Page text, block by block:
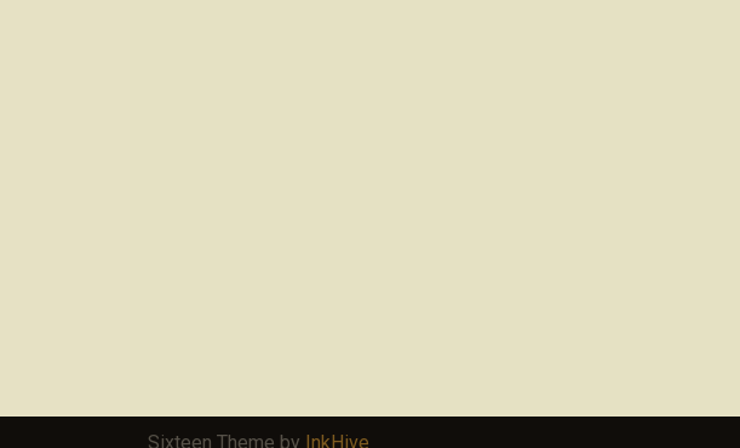
Sixteen Theme by InkHive